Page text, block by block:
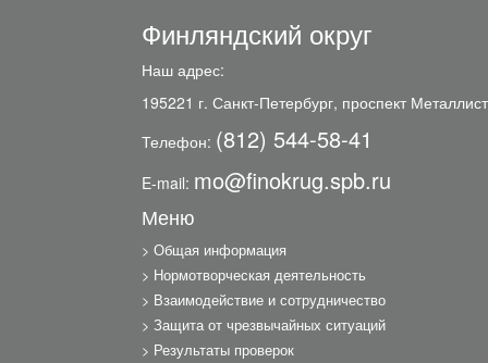
Финляндский округ
Наш адрес:
195221 г. Санкт-Петербург, проспект
Телефон: (812) 544-58-41
E-mail: mo@finokrug.spb.ru
Меню
Общая информация
Нормотворческая деятельность
Взаимодействие и сотрудничество
Защита от чрезвычайных ситуаций
Результаты проверок